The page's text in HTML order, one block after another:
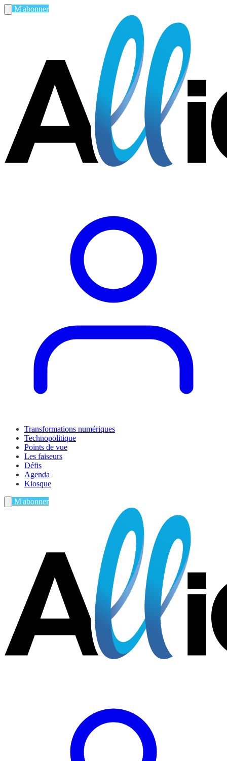
M'abonner
Transformations numériques
Technopolitique
Points de vue
Les faiseurs
Défis
Agenda
Kiosque
M'abonner